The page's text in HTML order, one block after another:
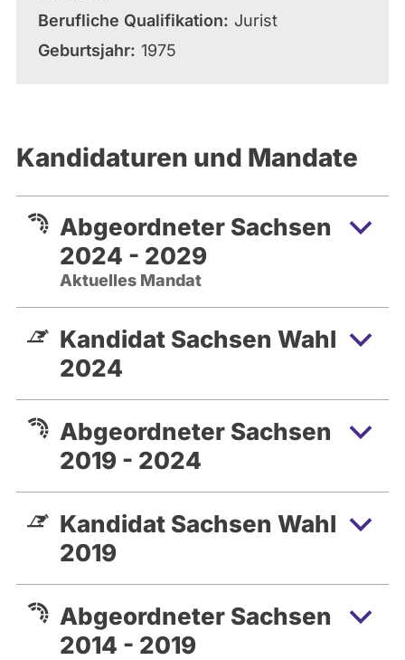
Berufliche Qualifikation
Jurist
Geburtsjahr 1975
Kandidaturen und Mandate
Abgeordneter Sachsen
2024 - 2029
Aktuelles Mandat
Kandidat Sachsen Wahl
2024
Abgeordneter Sachsen
2019 - 2024
Kandidat Sachsen Wahl
2019
Abgeordneter Sachsen
2014 - 2019